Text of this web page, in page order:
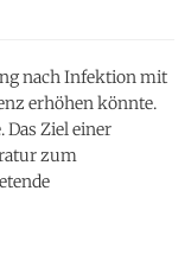
nach Infektion mit
erhöhen könnte.
Ziel einer
zum